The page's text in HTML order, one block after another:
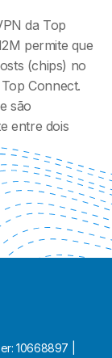
da Top
permite que
(chips) no
Connect.
são
entre dois
10668897 |